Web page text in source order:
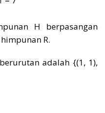
H berpasangan
R.
adalah {(1, 1),